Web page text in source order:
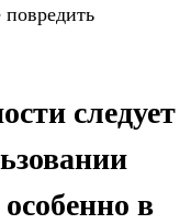
следует
в